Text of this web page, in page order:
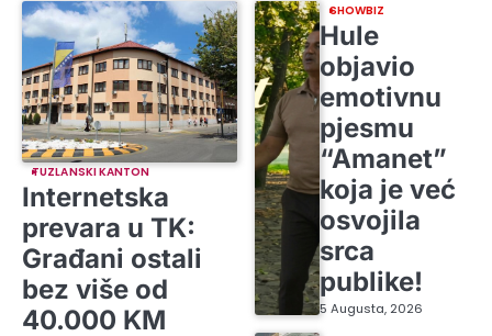
TUZLANSKI KANTON
Internetska
prevara u TK:
Građani ostali
bez više od
40.000 KM
SHOWBIZ
Hule
objavio
emotivnu
pjesmu
“Amanet”
koja je već
osvojila
srca
publike!
5 Augusta, 2026